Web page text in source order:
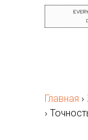
Главная ›
›